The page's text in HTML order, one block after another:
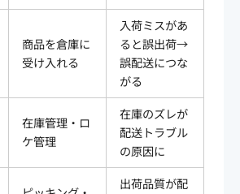
商品を倉庫に
受け入れる
入荷ミスがあ
ると誤出荷→
誤配送につな
がる
在庫管理・ロ
ケ管理
在庫のズレが
配送トラブル
の原因に
出荷品質が配